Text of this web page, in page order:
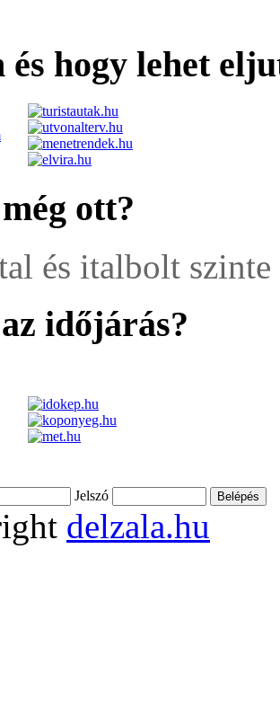
és hogy lehet
ott?
és italbolt szinte
időjárás?
Jelszó
delzala.hu